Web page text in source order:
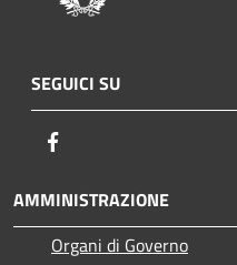
SEGUICI SU
AMMINISTRAZIONE
Organi di Governo